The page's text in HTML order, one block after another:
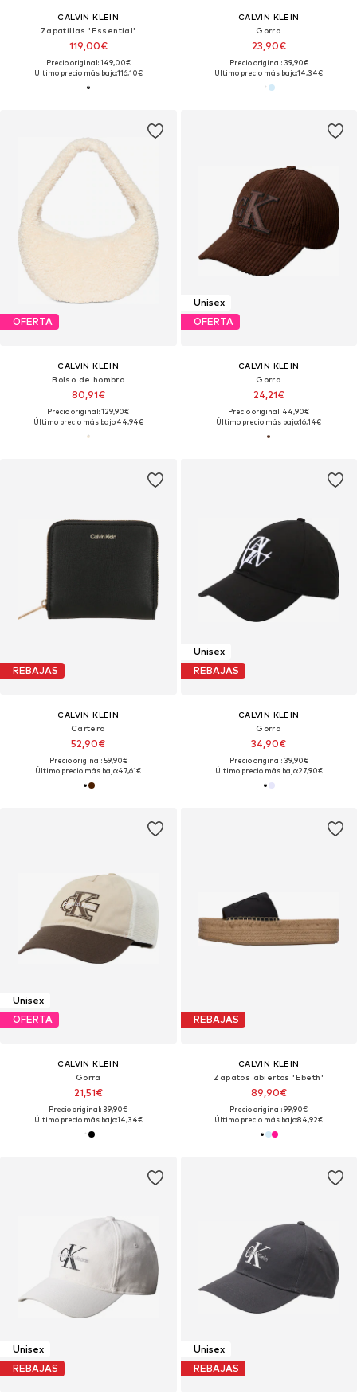
CALVIN KLEIN
Zapatillas 'Essential'
119,00€
Precio original: 149,00€
Último precio más bajo:116,10€
CALVIN KLEIN
Gorra
23,90€
Precio original: 39,90€
Último precio más bajo:14,34€
OFERTA
CALVIN KLEIN
Bolso de hombro
80,91€
Precio original: 129,90€
Último precio más bajo:44,94€
Unisex
OFERTA
CALVIN KLEIN
Gorra
24,21€
Precio original: 44,90€
Último precio más bajo:16,14€
REBAJAS
CALVIN KLEIN
Cartera
52,90€
Precio original: 59,90€
Último precio más bajo:47,61€
Unisex
REBAJAS
CALVIN KLEIN
Gorra
34,90€
Precio original: 39,90€
Último precio más bajo:27,90€
Unisex
OFERTA
CALVIN KLEIN
Gorra
21,51€
Precio original: 39,90€
Último precio más bajo:14,34€
REBAJAS
CALVIN KLEIN
Zapatos abiertos 'Ebeth'
89,90€
Precio original: 99,90€
Último precio más bajo:84,92€
Unisex
REBAJAS
Unisex
REBAJAS